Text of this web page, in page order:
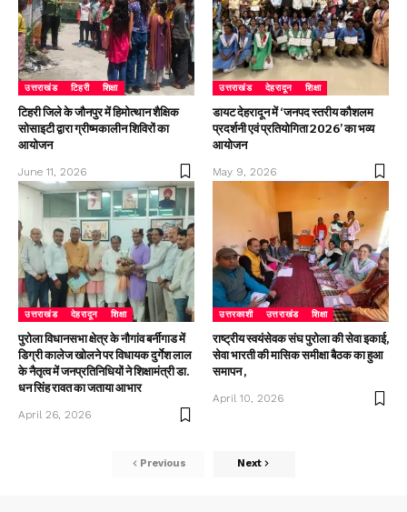
उत्तराखंड टिहरी शिक्षा
टिहरी जिले के जौनपुर में हिमोत्थान शैक्षिक
सोसाइटी द्वारा ग्रीष्मकालीन शिविरों का
आयोजन
June 11, 2026
उत्तराखंड देहरादून शिक्षा
डायट देहरादून में ‘जनपद स्तरीय कौशलम
प्रदर्शनी एवं प्रतियोगिता 2026’ का भव्य
आयोजन
May 9, 2026
उत्तराखंड देहरादून शिक्षा
पुरोला विधानसभा क्षेत्र के नौगांव बर्नीगाड में
डिग्री कालेज खोलने पर विधायक दुर्गेश लाल
के नैतृत्व में जनप्रतिनिधियों ने शिक्षामंत्री डा.
धन सिंह रावत का जताया आभार
April 26, 2026
उत्तरकाशी उत्तराखंड शिक्षा
राष्ट्रीय स्वयंसेवक संघ पुरोला की सेवा इकाई,
सेवा भारती की मासिक समीक्षा बैठक का हुआ
समापन ,
April 10, 2026
Previous Next